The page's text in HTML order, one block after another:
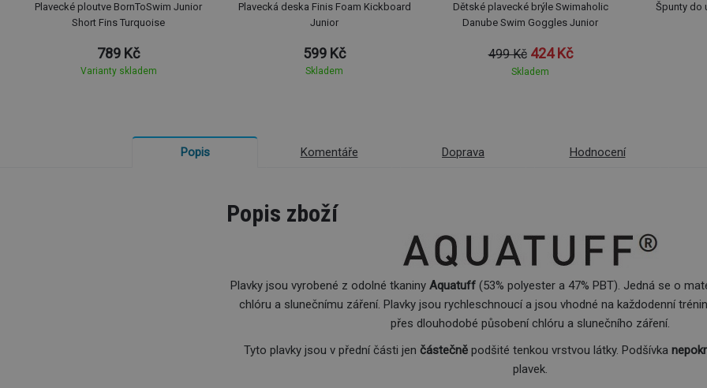
Plavecké ploutve BornToSwim Junior
Short Fins Turquoise
789 Kč
Varianty skladem
Plavecká deska Finis Foam Kickboard
Junior
599 Kč
Skladem
Dětské plavecké brýle Swimaholic
Danube Swim Goggles Junior
499 Kč 424 Kč
Skladem
Špunty do
Popis Komentáře Doprava Hodnocení
Popis zboží
Plavky jsou vyrobené z odolné tkaniny Aquatuff (53% polyester a 47% PBT). Jedná se o
chlóru a slunečnímu záření. Plavky jsou rychleschnoucí a jsou vhodné na každodenní
přes dlouhodobé působení chlóru a slunečního záření.
Tyto plavky jsou v přední části jen částečně podšité tenkou vrstvou látky. Podšívka
plavek.